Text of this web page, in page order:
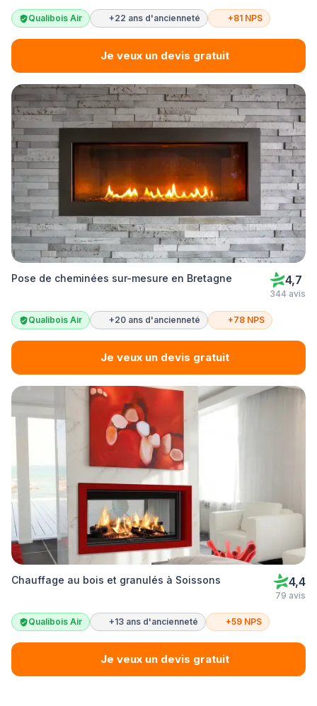
Qualibois Air +22 ans d'ancienneté +81 NPS
Je veux un devis gratuit
Pose de cheminées sur-mesure en Bretagne 4,7
344 avis
Qualibois Air +20 ans d'ancienneté +78 NPS
Je veux un devis gratuit
Chauffage au bois et granulés à Soissons 4,4
79 avis
Qualibois Air +13 ans d'ancienneté +59 NPS
Je veux un devis gratuit